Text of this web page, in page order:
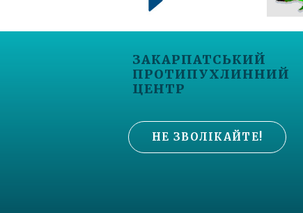
ЗАКАРПАТСЬКИЙ
ПРОТИПУХЛИННИЙ
ЦЕНТР
НЕ ЗВОЛІКАЙТЕ!